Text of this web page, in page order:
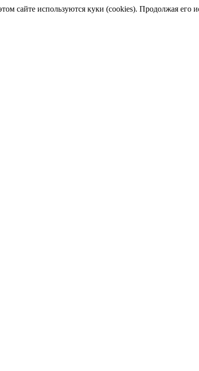
сайте используются куки (cookies). Продолжая его